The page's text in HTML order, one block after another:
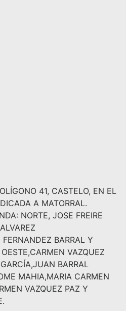
41, CASTELO, EN EL
A MATORRAL.
NORTE, JOSE FREIRE
BARRAL Y
VAZQUEZ
BARRAL
MAHIA,MARIA CARMEN
VAZQUEZ PAZ Y